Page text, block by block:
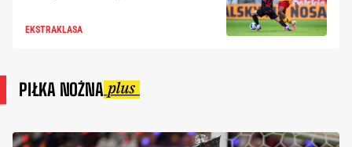
EKSTRAKLASA
PIŁKA NOŻNA